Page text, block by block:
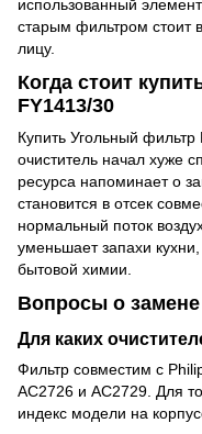
использованный
старым фильтром стоит
лицу.
Когда стоит
FY1413/30
Купить Угольный фильтр
очиститель начал хуже
ресурса напоминает о
становится в отсек
нормальный поток
уменьшает запахи
бытовой химии.
Вопросы о
Для каких
Фильтр совместим с
AC2726 и AC2729. Для
индекс модели на